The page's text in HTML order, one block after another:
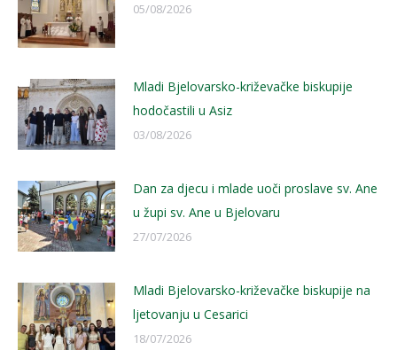
05/08/2026
Mladi Bjelovarsko-križevačke biskupije
hodočastili u Asiz
03/08/2026
Dan za djecu i mlade uoči proslave sv. Ane
u župi sv. Ane u Bjelovaru
27/07/2026
Mladi Bjelovarsko-križevačke biskupije na
ljetovanju u Cesarici
18/07/2026